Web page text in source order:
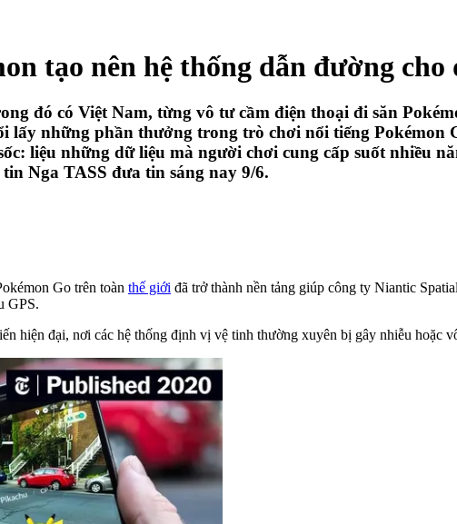
tạo nên hệ thống dẫn đường cho
đó có Việt Nam, từng vô tư cầm điện thoại đi săn
lấy những phần thưởng trong trò chơi nổi tiếng Pokémon
liệu những dữ liệu mà người chơi cung cấp suốt nhiều
Nga TASS đưa tin sáng nay 9/6.
Go trên toàn thế giới đã trở thành nền tảng giúp công ty Niantic
GPS.
hiện đại, nơi các hệ thống định vị vệ tinh thường xuyên bị gây nhiễu hoặc